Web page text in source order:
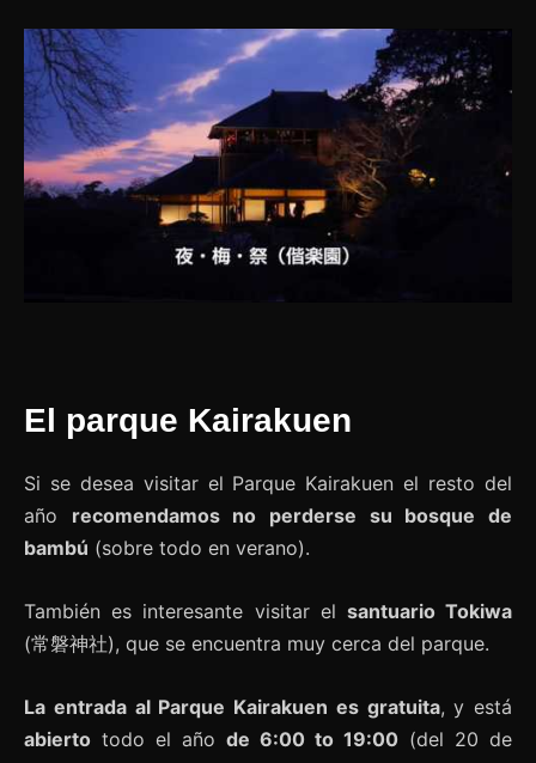
El parque Kairakuen
Si se desea visitar el Parque Kairakuen el resto del
año recomendamos no perderse su bosque de
bambú (sobre todo en verano).
También es interesante visitar el santuario Tokiwa
(常磐神社), que se encuentra muy cerca del parque.
La entrada al Parque Kairakuen es gratuita, y está
abierto todo el año de 6:00 to 19:00 (del 20 de